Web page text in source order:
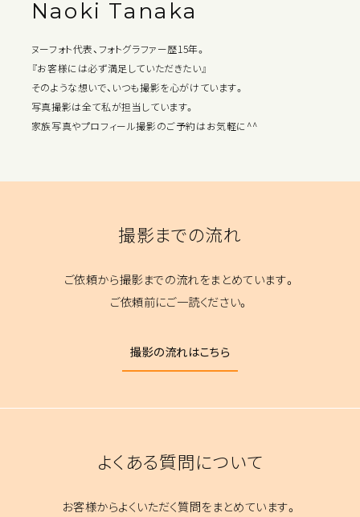
Naoki Tanaka
ヌーフォト代表、フォトグラファー歴15年。
『お客様には必ず満足していただきたい』
そのような想いで、いつも撮影を心がけています。
写真撮影は全て私が担当しています。
家族写真やプロフィール撮影のご予約はお気軽に^^
撮影までの流れ
ご依頼から撮影までの流れをまとめています。
ご依頼前にご一読ください。
撮影の流れはこちら
よくある質問について
お客様からよくいただく質問をまとめています。